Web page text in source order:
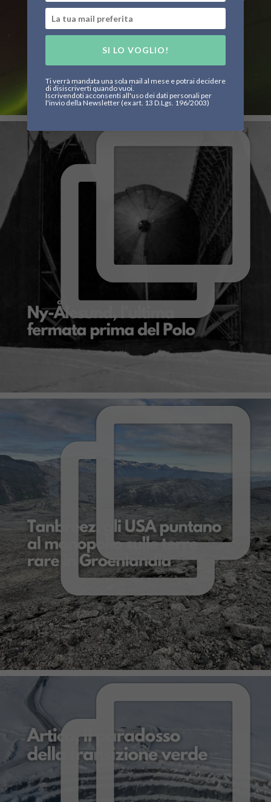
SI LO VOGLIO!
Ti verrà mandata una sola mail al mese e potrai decidere
di disiscriverti quando vuoi.
Iscrivendoti acconsenti all'uso dei dati personali per
l'invio della Newsletter (ex art. 13 D.Lgs. 196/2003)